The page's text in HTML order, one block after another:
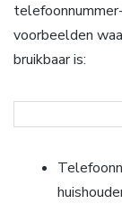
voorbeelden
bruikbaar is: